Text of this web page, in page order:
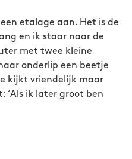
etalage aan. Het is de
en ik staar naar de
met twee kleine
onderlip een beetje
kijkt vriendelijk maar
‘Als ik later groot ben